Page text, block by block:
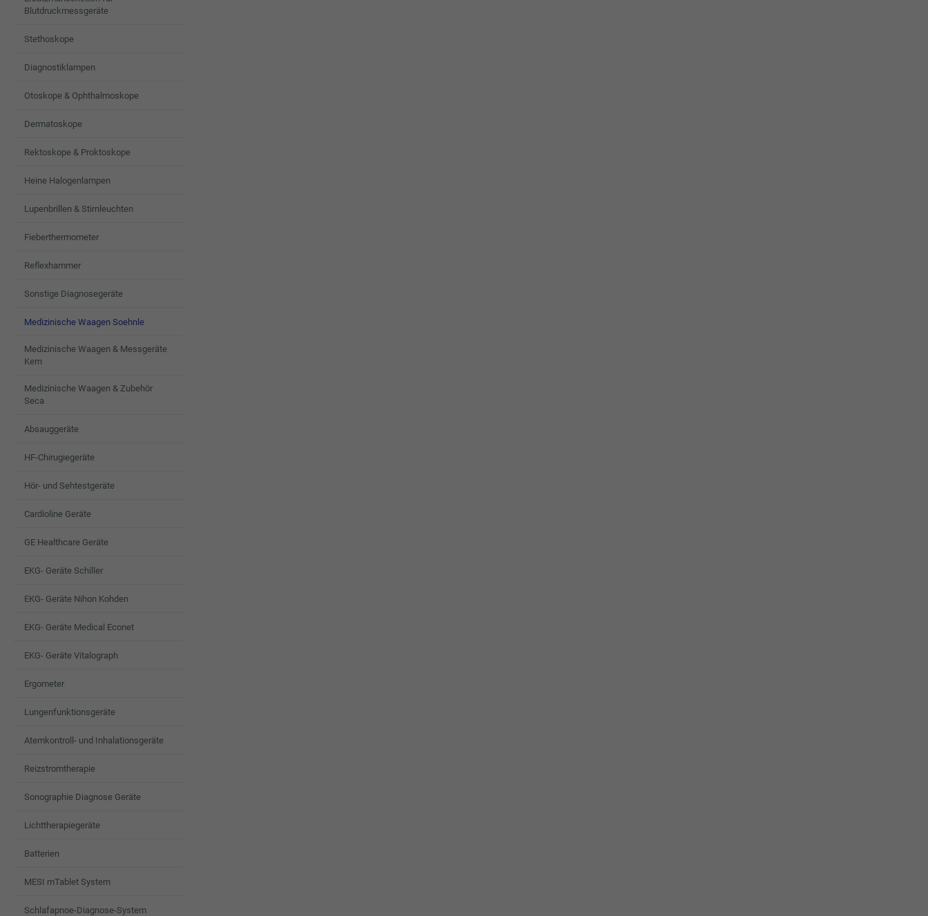
Blutdruckmessgeräte
Stethoskope
Diagnostiklampen
Otoskope & Ophthalmoskope
Dermatoskope
Rektoskope & Proktoskope
Heine Halogenlampen
Lupenbrillen & Stirnleuchten
Fieberthermometer
Reflexhammer
Sonstige Diagnosegeräte
Medizinische Waagen Soehnle
Medizinische Waagen & Messgeräte
Kern
Medizinische Waagen & Zubehör
Seca
Absauggeräte
HF-Chirugiegeräte
Hör- und Sehtestgeräte
Cardioline Geräte
GE Healthcare Geräte
EKG- Geräte Schiller
EKG- Geräte Nihon Kohden
EKG- Geräte Medical Econet
EKG- Geräte Vitalograph
Ergometer
Lungenfunktionsgeräte
Atemkontroll- und Inhalationsgeräte
Reizstromtherapie
Sonographie Diagnose Geräte
Lichttherapiegeräte
Batterien
MESI mTablet System
Schlafapnoe-Diagnose-System